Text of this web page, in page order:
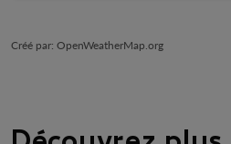
Créé par: OpenWeatherMap.org